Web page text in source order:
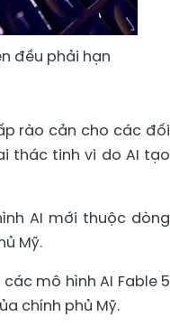
đều phải hạn
rào cản cho các đối
thác tinh vi do AI tạo
AI mới thuộc dòng
Mỹ.
mô hình AI Fable 5
chính phủ Mỹ.